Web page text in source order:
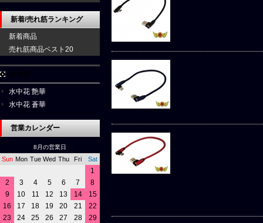
新着/売れ筋ランキング
新着商品
売れ筋商品ベスト20
水中花 艶華
水中花 蒼華
営業カレンダー
8月の営業日
Sun Mon Tue Wed Thu Fri Sat
1
2
3 4 5 6 7
8
9
10 11 12 13 14
15
16
17 18 19 20 21
22
23
24 25 26 27 28
29